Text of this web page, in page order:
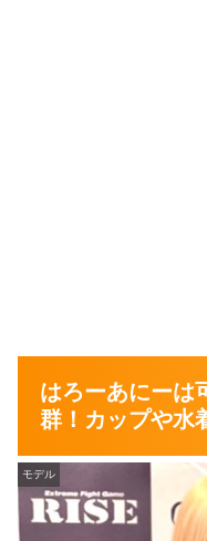
はろーあにーは
群！カップや水
モデル